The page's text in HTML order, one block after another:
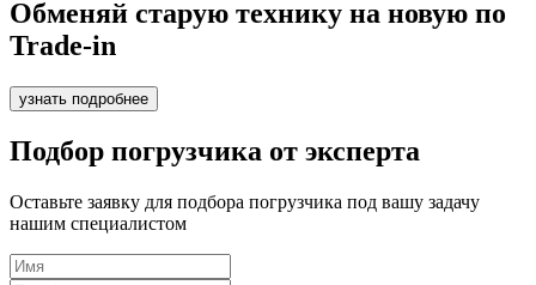
Обменяй старую технику на новую по
Trade-in
узнать подробнее
Подбор погрузчика от эксперта
Оставьте заявку для подбора погрузчика под вашу задачу
нашим специалистом